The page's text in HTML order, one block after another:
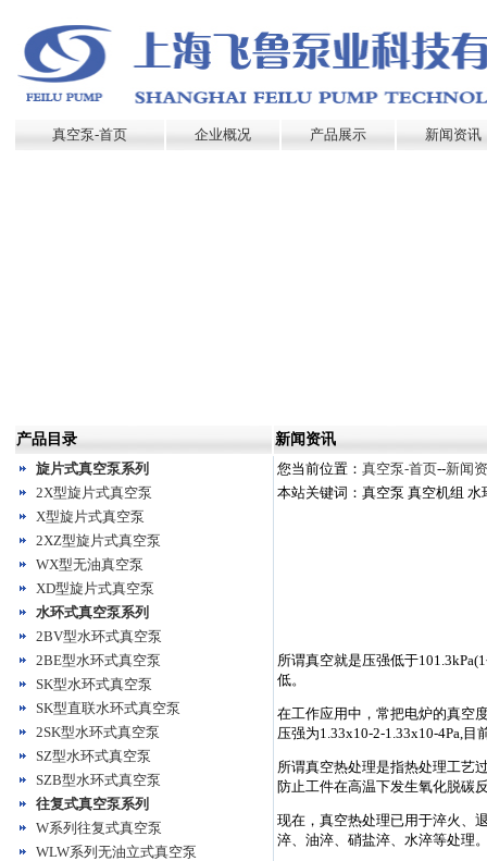
真空泵-首页 企业概况 产品展示 新闻资讯
产品目录
新闻资讯
旋片式真空泵系列
2X型旋片式真空泵
X型旋片式真空泵
2XZ型旋片式真空泵
WX型无油真空泵
XD型旋片式真空泵
水环式真空泵系列
2BV型水环式真空泵
2BE型水环式真空泵
SK型水环式真空泵
SK型直联水环式真空泵
2SK型水环式真空泵
SZ型水环式真空泵
SZB型水环式真空泵
往复式真空泵系列
W系列往复式真空泵
WLW系列无油立式真空泵
您当前位置： 真空泵-首页--新闻
本站关键词：真空泵 真空机组
所谓真空就是压强低于
低。
在工作应用中，常把电炉的真空
压强为1.33x10-2-1.33x10-4Pa,
所谓真空热处理是指热处理工艺
防止工件在高温下发生氧化脱碳
现在，真空热处理已用于淬火、
淬、油淬、硝盐淬、水淬等处理